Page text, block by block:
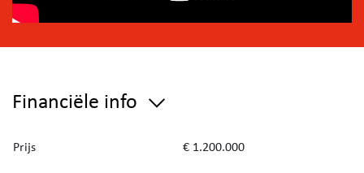
Financiële info
Prijs € 1.200.000